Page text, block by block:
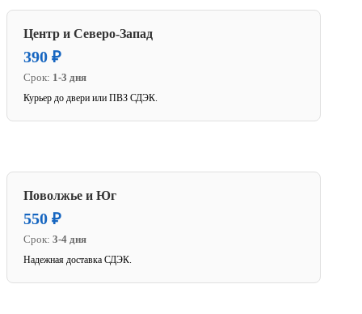
Центр и Северо-Запад
390 ₽
Срок: 1-3 дня
Курьер до двери или ПВЗ СДЭК.
Поволжье и Юг
550 ₽
Срок: 3-4 дня
Надежная доставка СДЭК.